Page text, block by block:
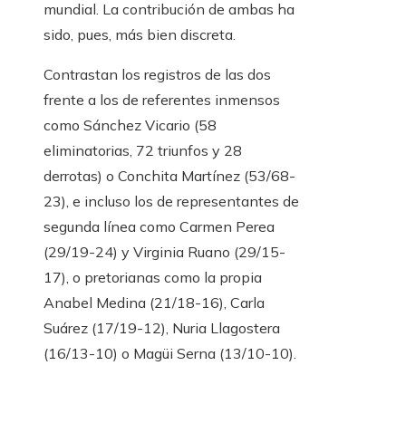
mundial. La contribución de ambas ha
sido, pues, más bien discreta.
Contrastan los registros de las dos
frente a los de referentes inmensos
como Sánchez Vicario (58
eliminatorias, 72 triunfos y 28
derrotas) o Conchita Martínez (53/68-
23), e incluso los de representantes de
segunda línea como Carmen Perea
(29/19-24) y Virginia Ruano (29/15-
17), o pretorianas como la propia
Anabel Medina (21/18-16), Carla
Suárez (17/19-12), Nuria Llagostera
(16/13-10) o Magüi Serna (13/10-10).